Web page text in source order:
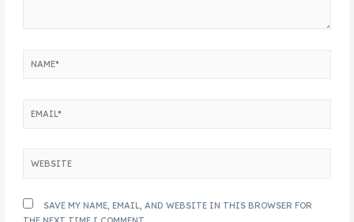
SAVE MY NAME, EMAIL, AND WEBSITE IN THIS BROWSER FOR